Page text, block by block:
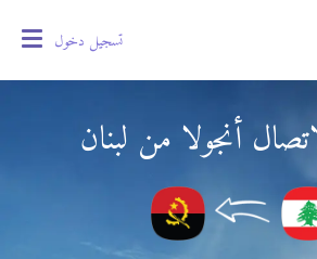
تسجيل دخول
أنجولا من لبنان